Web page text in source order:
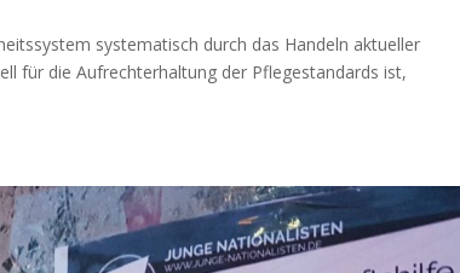
systematisch durch das Handeln aktueller
für die Aufrechterhaltung der Pflegestandards ist,